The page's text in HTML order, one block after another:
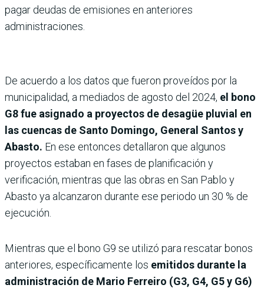
pagar deudas de emisiones en anteriores
administraciones.
De acuerdo a los datos que fueron proveídos por la
municipalidad, a mediados de agosto del 2024, el bono
G8 fue asignado a proyectos de desagüe pluvial en
las cuencas de Santo Domingo, General Santos y
Abasto. En ese entonces detallaron que algunos
proyectos estaban en fases de planificación y
verificación, mientras que las obras en San Pablo y
Abasto ya alcanzaron durante ese periodo un 30 % de
ejecución.
Mientras que el bono G9 se utilizó para rescatar bonos
anteriores, específicamente los emitidos durante la
administración de Mario Ferreiro (G3, G4, G5 y G6)